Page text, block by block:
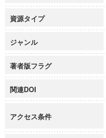
資源タイプ
ジャンル
著者版フラグ
関連DOI
アクセス条件